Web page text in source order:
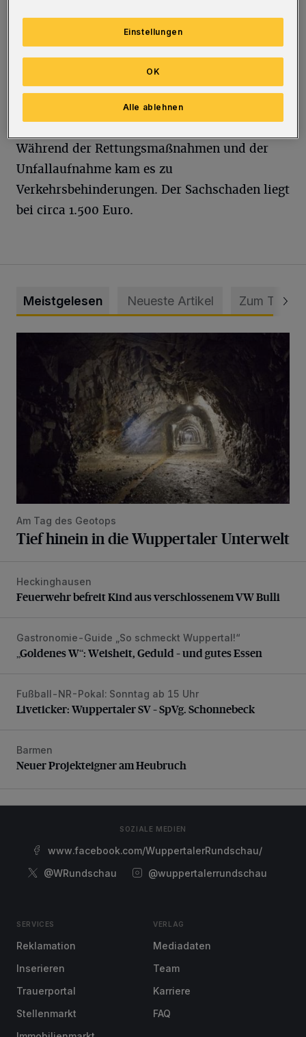
überqueren, als er vom Skoda Fabia eines 59-
Jährigen erfasst wurde und stürzte. Der Mann
wurde durch Rettungskräfte vor Ort versorgt
und anschließend in ein Krankenhaus
Während der Rettungsmaßnahmen und der
Unfallaufnahme kam es zu
Verkehrsbehinderungen. Der Sachschaden liegt
bei circa 1.500 Euro.
Meistgelesen Neueste Artikel Zum Thema
Am Tag des Geotops
Tief hinein in die Wuppertaler Unterwelt
Feuerwehr befreit Kind aus verschlossenem VW Bulli
Heckinghausen
Feuerwehr befreit Kind aus verschlossenem VW Bulli
„Goldenes W“: Weisheit, Geduld – und gutes Essen
Gastronomie-Guide „So schmeckt Wuppertal!“
„Goldenes W“: Weisheit, Geduld – und gutes Essen
Liveticker: Wuppertaler SV – SpVg. Schonnebeck
Fußball-NR-Pokal: Sonntag ab 15 Uhr
Liveticker: Wuppertaler SV – SpVg. Schonnebeck
Neuer Projekteigner am Heubruch
Barmen
Neuer Projekteigner am Heubruch
SOZIALE MEDIEN
www.facebook.com/WuppertalerRundschau/
@WRundschau
@wuppertalerrundschau
SERVICES
Reklamation
Inserieren
Trauerportal
Stellenmarkt
VERLAG
Mediadaten
Team
Karriere
FAQ
Einstellungen
Alle ablehnen
OK